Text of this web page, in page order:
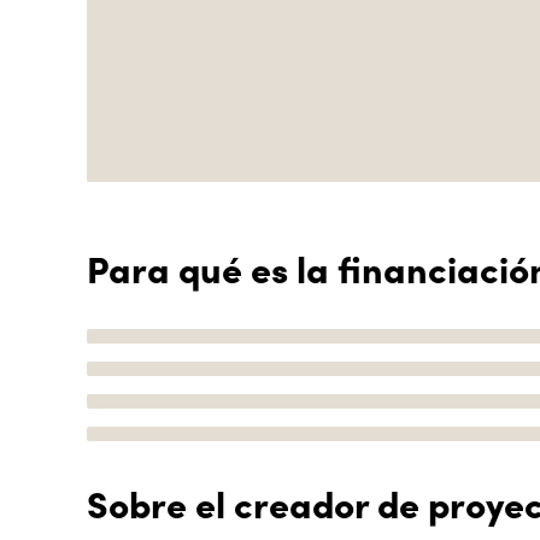
Para qué es la
Sobre el creador de